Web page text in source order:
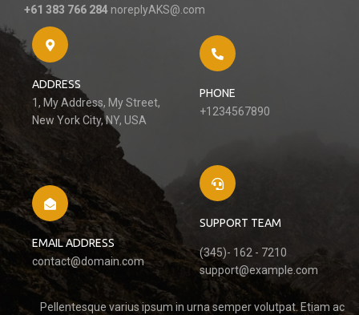
+61 383 766 284 noreplyAKS@.com
ADDRESS
1, My Address, My Street,
New York City, NY, USA
PHONE
+1234567890
EMAIL ADDRESS
contact@domain.com
SUPPORT TEAM
(345)- 162 - 7210
support@example.com
Pellentesque varius ipsum in urna semper volutpat. Etiam ac